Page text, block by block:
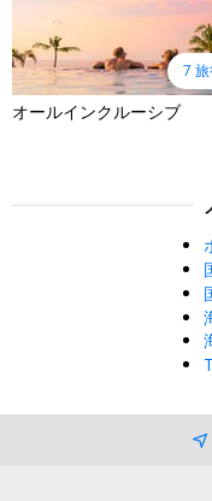
7
オールインクルーシブ